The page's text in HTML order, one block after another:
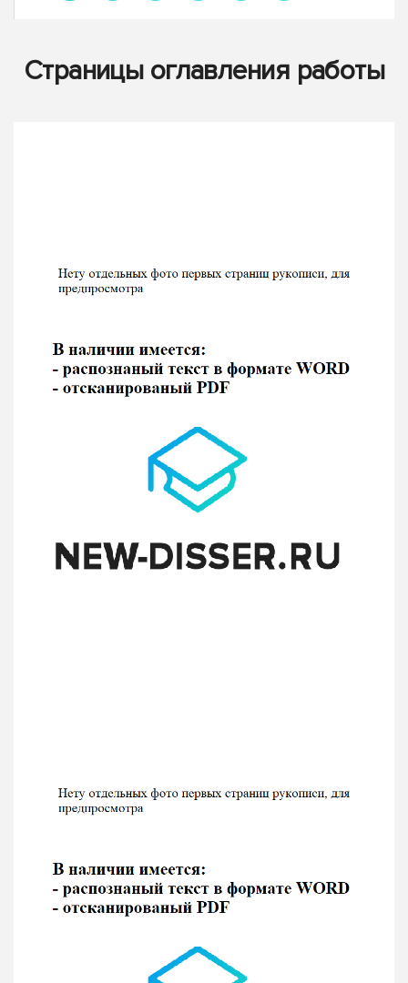
Страницы оглавления работы